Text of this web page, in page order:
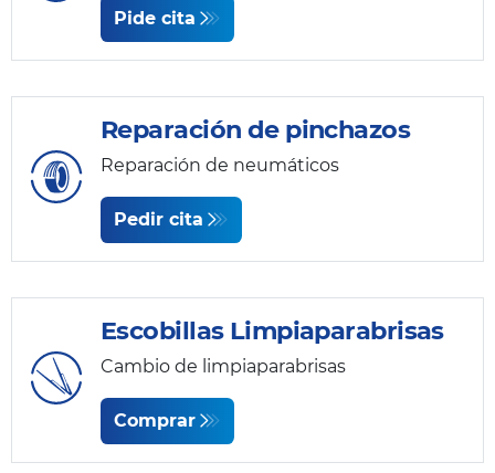
Pide cita
Reparación de pinchazos
Reparación de neumáticos
Pedir cita
Escobillas Limpiaparabrisas
Cambio de limpiaparabrisas
Comprar